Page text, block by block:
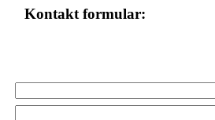
Kontakt formular: